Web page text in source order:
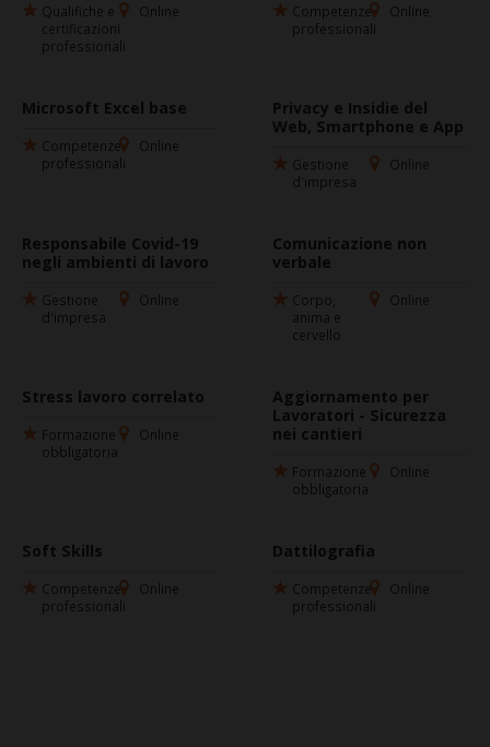
Qualifiche e
certificazioni
professionali
Online
Competenze
professionali
Online
Microsoft Excel base
Competenze
professionali
Online
Privacy e Insidie del
Web, Smartphone e App
Gestione
d'impresa
Online
Responsabile Covid-19
negli ambienti di lavoro
Gestione
d'impresa
Online
Comunicazione non
verbale
Corpo,
anima e
cervello
Online
Stress lavoro correlato
Formazione
obbligatoria
Online
Aggiornamento per
Lavoratori - Sicurezza
nei cantieri
Formazione
obbligatoria
Online
Soft Skills
Competenze
professionali
Online
Dattilografia
Competenze
professionali
Online